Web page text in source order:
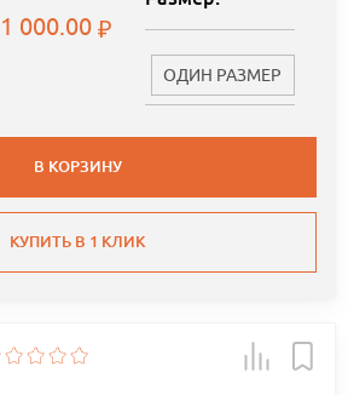
1 000.00
ОДИН РАЗМЕР
В КОРЗИНУ
КУПИТЬ В 1 КЛИК